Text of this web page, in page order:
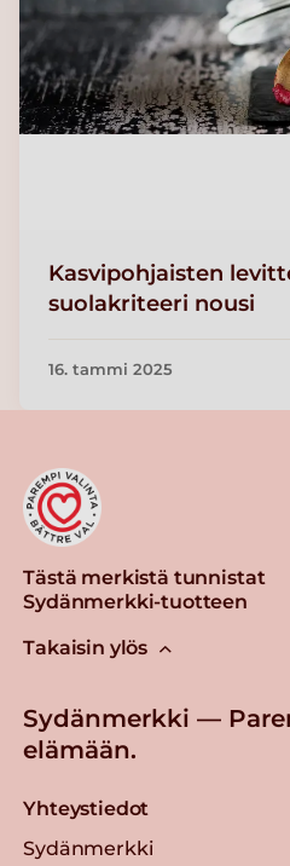
Kasvipohjaisten
suolakriteeri nousi
16. tammi 2025
Tästä merkistä tunnistat
Sydänmerkki-tuotteen
Takaisin ylös
Sydänmerkki —
elämään.
Yhteystiedot
Sydänmerkki